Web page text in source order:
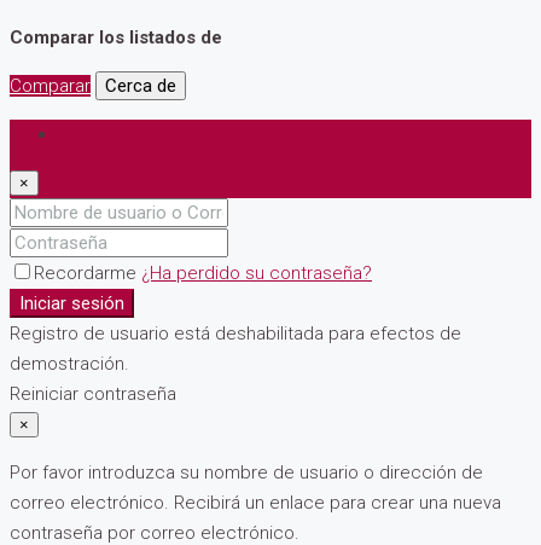
Comparar los listados de
Comparar Cerca de
×
Recordarme ¿Ha perdido su contraseña?
Iniciar sesión
Registro de usuario está deshabilitada para efectos de
demostración.
Reiniciar contraseña
×
Por favor introduzca su nombre de usuario o dirección de
correo electrónico. Recibirá un enlace para crear una nueva
contraseña por correo electrónico.